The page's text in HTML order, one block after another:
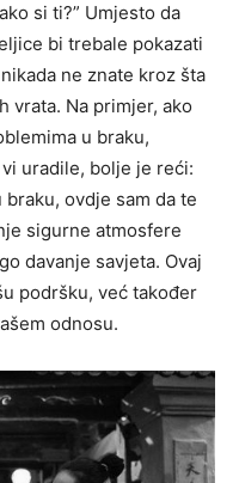
si ti?” Umjesto da
bi trebale pokazati
ne znate kroz šta
vrata. Na primjer, ako
u braku,
uradile, bolje je reći:
ovdje sam da te
sigurne atmosfere
davanje savjeta. Ovaj
podršku, već također
odnosu.